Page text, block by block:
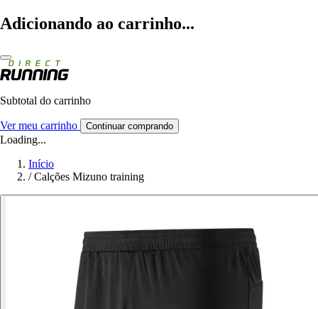
Adicionando ao carrinho...
Subtotal do carrinho
Ver meu carrinho Continuar comprando
Loading...
Início
/ Calções Mizuno training